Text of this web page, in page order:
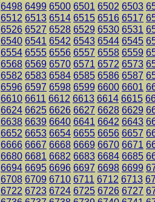
6498 6499 6500 6501 6502 6503
6512 6513 6514 6515 6516 6517
6526 6527 6528 6529 6530 6531
6540 6541 6542 6543 6544 6545
6554 6555 6556 6557 6558 6559
6568 6569 6570 6571 6572 6573
6582 6583 6584 6585 6586 6587
6596 6597 6598 6599 6600 6601
6610 6611 6612 6613 6614 6615
6624 6625 6626 6627 6628 6629
6638 6639 6640 6641 6642 6643
6652 6653 6654 6655 6656 6657
6666 6667 6668 6669 6670 6671
6680 6681 6682 6683 6684 6685
6694 6695 6696 6697 6698 6699
6708 6709 6710 6711 6712 6713
6722 6723 6724 6725 6726 6727